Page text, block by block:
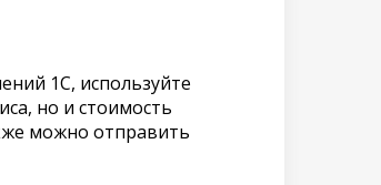
1С, используйте
но и стоимость
можно отправить